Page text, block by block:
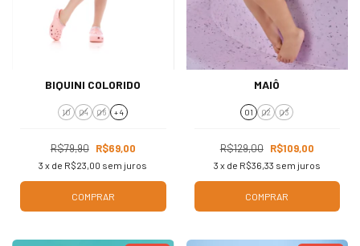
BIQUINI COLORIDO
10 04 06 + 4
R$79,90 R$69,00
3 x de R$23,00 sem juros
COMPRAR
MAIÔ
01 02 03
R$129,00 R$109,00
3 x de R$36,33 sem juros
COMPRAR